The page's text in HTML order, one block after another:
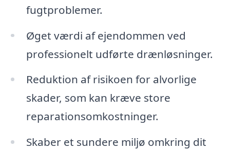
fugtproblemer.
Øget værdi af ejendommen ved
professionelt udførte drænløsninger.
Reduktion af risikoen for alvorlige
skader, som kan kræve store
reparationsomkostninger.
Skaber et sundere miljø omkring dit